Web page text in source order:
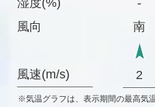
風向
風速(m/s)
南
2
※気温グラフは、表示期間の最高気